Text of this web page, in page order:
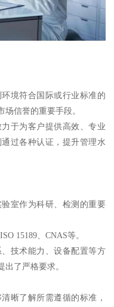
境符合国际或行业标准的
信誉的重要手段。
于为客户提供高效、专业
过各种认证，提升管理水
室作为科研、检测的重要
15189、CNAS等。
技术能力、设备配置等方
了严格要求。
晰了解所需遵循的标准，